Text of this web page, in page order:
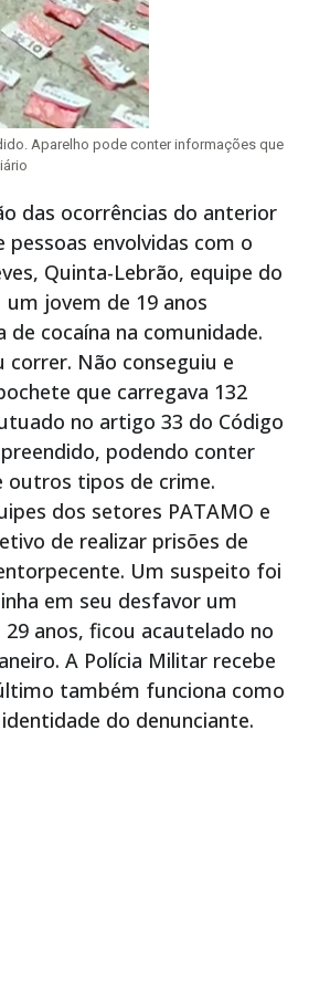
Aparelho pode conter informações que
das ocorrências do anterior
envolvidas com o
Quinta-Lebrão, equipe do
jovem de 19 anos
de cocaína na comunidade.
Não conseguiu e
que carregava 132
no artigo 33 do Código
podendo conter
outros tipos de crime.
dos setores PATAMO e
de realizar prisões de
Um suspeito foi
em seu desfavor um
anos, ficou acautelado no
A Polícia Militar recebe
também funciona como
do denunciante.